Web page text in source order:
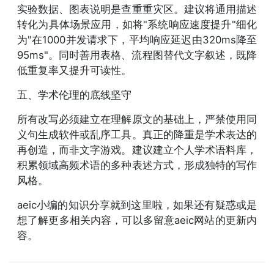
实验数据、图表说明是查重重灾区。建议将通用描述
转化为具体场景应用，如将"系统响应速度提升"细化
为"在1000并发请求下，平均响应延迟由320ms降至
95ms"。同时善用表格、流程图替代文字叙述，既降
低重复率又提升可读性。
五、学术伦理的底线坚守
所有改写必须建立在理解原文的基础上，严禁使用同
义句生成软件或乱序工具。真正的降重是学术表达的
再创造，而非文字游戏。建议建立个人学术语料库，
积累领域高频术语的多种表述方式，形成独特的写作
风格。
aeic小编的知识分享就到这里啦，如果还有疑惑或是
想了解更多相关内容，可以多留意aeic网站的更新内
容。